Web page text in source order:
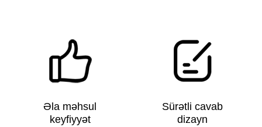
Əla məhsul
keyfiyyət
Sürətli cavab
dizayn